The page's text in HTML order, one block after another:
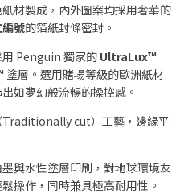
紙材製成，內外圖案均採用奢華的
號的箔紙封條密封。
用 Penguin 獨家的 UltraLux™
塗層。選用賭場等級的歐洲紙材
如夢幻般流暢的操控感。
Traditionally cut）工藝，邊緣平
墨與水性塗層印刷，對地球環境友
操作，同時兼具極高耐用性。